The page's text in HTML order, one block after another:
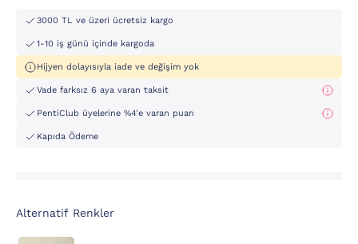
3000 TL ve üzeri ücretsiz kargo
1-10 iş günü içinde kargoda
Hijyen dolayısıyla iade ve değişim yok
Vade farksız 6 aya varan taksit
PentiClub üyelerine %4'e varan puan
Kapıda Ödeme
Alternatif Renkler